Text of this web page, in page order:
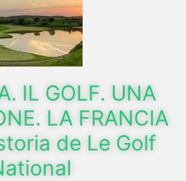
IL GOLF. UNA
LA FRANCIA
de Le Golf